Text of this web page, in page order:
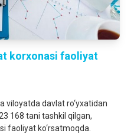
korxonasi faoliyat
viloyatda davlat ro‘yxatidan
168 tani tashkil qilgan,
faoliyat ko‘rsatmoqda.